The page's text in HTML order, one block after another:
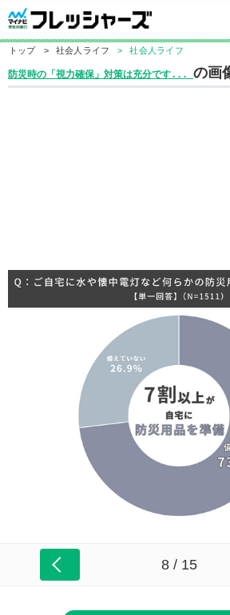
トップ > 社会人ライフ > 社会人ライフ
防災時の「視力確保」対策は充分です... の画
8 / 15